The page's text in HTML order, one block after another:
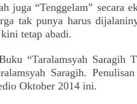
juga “Tenggelam” secara
tak punya harus
tetap abadi.
“Taralamsyah Saragih
Saragih.
Oktober 2014 ini.